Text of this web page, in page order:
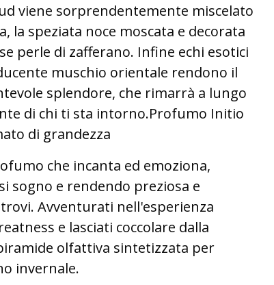
viene sorprendentemente miscelato
la speziata noce moscata e decorata
perle di zafferano. Infine echi esotici
muschio orientale rendono il
splendore, che rimarrà a lungo
di chi ti sta intorno.Profumo Initio
di grandezza
che incanta ed emoziona,
sogno e rendendo preziosa e
Avventurati nell'esperienza
e lasciati coccolare dalla
olfattiva sintetizzata per
invernale.